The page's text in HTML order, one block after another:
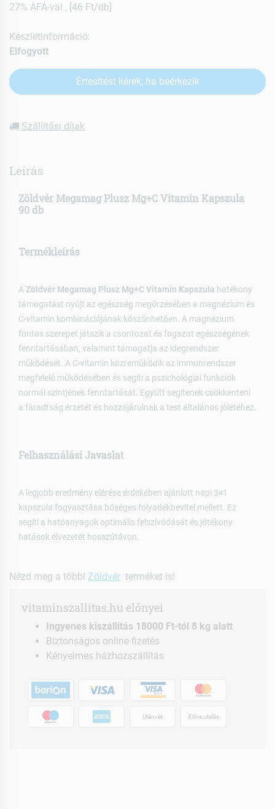
27% ÁFÁ-val , [46 Ft/db]
Készletinformáció:
Elfogyott
Értesítést kérek, ha beérkezik
Szállítási díjak
Leírás
Zöldvér Megamag Plusz Mg+C Vitamin Kapszula
90 db
Termékleírás
A Zöldvér Megamag Plusz Mg+C Vitamin Kapszula hatékony
támogatást nyújt az egészség megőrzésében a magnézium és
C-vitamin kombinációjának köszönhetően. A magnézium
fontos szerepet játszik a csontozat és fogazat egészségének
fenntartásában, valamint támogatja az idegrendszer
működését. A C-vitamin közreműködik az immunrendszer
megfelelő működésében és segíti a pszichológiai funkciók
normál szintjének fenntartását. Együtt segítenek csökkenteni
a fáradtság érzetét és hozzájárulnak a test általános jólétéhez.
Felhasználási Javaslat
A legjobb eredmény elérése érdekében ajánlott napi 3×1
kapszula fogyasztása bőséges folyadékbevitel mellett. Ez
segíti a hatóanyagok optimális felszívódását és jótékony
hatások élvezetét hosszútávon.
Nézd meg a többi Zöldvér terméket is!
vitaminszallitas.hu előnyei
Ingyenes kiszállítás 18000 Ft-tól 8 kg alatt
Biztonságos online fizetés
Kényelmes házhozszállítás
Utánvét Előre utalás